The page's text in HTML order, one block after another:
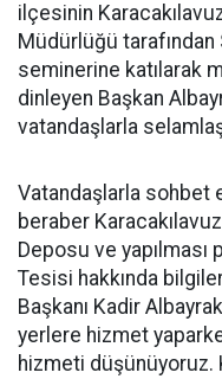
ilçesinin
Müdürlüğü tarafından
seminerine katılarak
dinleyen Başkan
vatandaşlarla
Vatandaşlarla sohbet
beraber
Deposu ve yapılması
Tesisi hakkında
Başkanı Kadir
yerlere hizmet
hizmeti düşünüyoruz.